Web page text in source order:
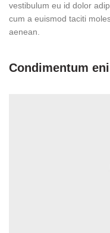
vestibulum eu id dolor
cum a euismod taciti
aenean.
Condimentum